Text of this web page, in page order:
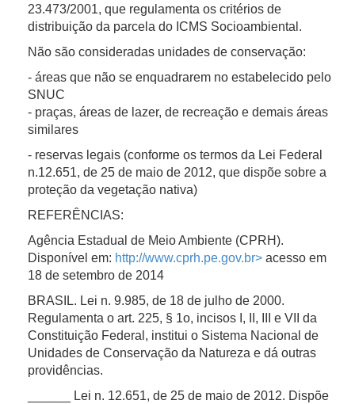
23.473/2001, que regulamenta os critérios de
distribuição da parcela do ICMS Socioambiental.
Não são consideradas unidades de conservação:
- áreas que não se enquadrarem no estabelecido pelo
SNUC
- praças, áreas de lazer, de recreação e demais áreas
similares
- reservas legais (conforme os termos da Lei Federal
n.12.651, de 25 de maio de 2012, que dispõe sobre a
proteção da vegetação nativa)
REFERÊNCIAS:
Agência Estadual de Meio Ambiente (CPRH).
Disponível em: http://www.cprh.pe.gov.br> acesso em
18 de setembro de 2014
BRASIL. Lei n. 9.985, de 18 de julho de 2000.
Regulamenta o art. 225, § 1o, incisos I, II, III e VII da
Constituição Federal, institui o Sistema Nacional de
Unidades de Conservação da Natureza e dá outras
providências.
______ Lei n. 12.651, de 25 de maio de 2012. Dispõe